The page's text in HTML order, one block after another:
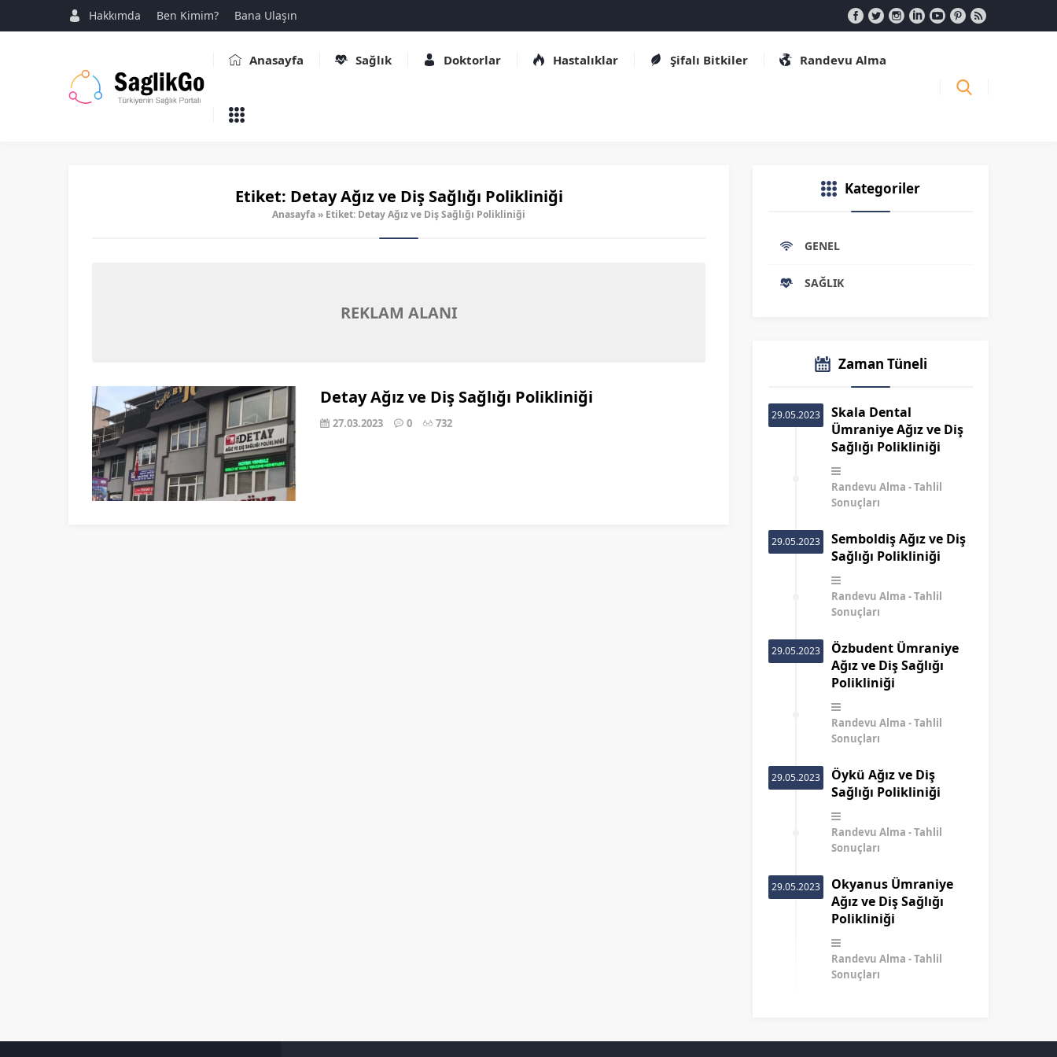
Hakkımda Ben Kimim? Bana Ulaşın
Anasayfa Sağlık Doktorlar Hastalıklar Şifalı Bitkiler Randevu Alma
Etiket: Detay Ağız ve Diş Sağlığı Polikliniği
Anasayfa» Etiket: Detay Ağız ve Diş Sağlığı Polikliniği
REKLAM ALANI
Detay Ağız ve Diş Sağlığı Polikliniği
27.03.2023 0 732
Kategoriler
GENEL
SAĞLIK
Zaman Tüneli
29.05.2023
Skala Dental
Ümraniye Ağız ve Diş
Sağlığı Polikliniği
Randevu Alma
Tahlil
Sonuçları
29.05.2023
Semboldiş Ağız ve Diş
Sağlığı Polikliniği
Randevu Alma
Tahlil
Sonuçları
29.05.2023
Özbudent Ümraniye
Ağız ve Diş Sağlığı
Polikliniği
Randevu Alma
Tahlil
Sonuçları
29.05.2023
Öykü Ağız ve Diş
Sağlığı Polikliniği
Randevu Alma
Tahlil
Sonuçları
29.05.2023
Okyanus Ümraniye
Ağız ve Diş Sağlığı
Polikliniği
Randevu Alma
Tahlil
Sonuçları